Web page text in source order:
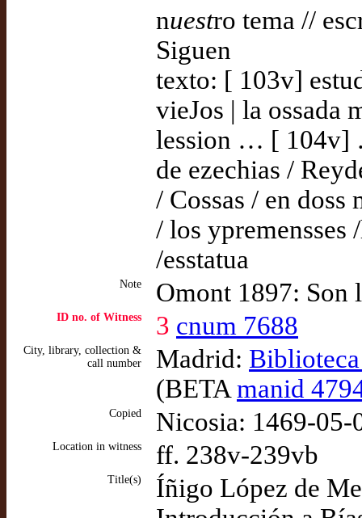
nuestro tema //
Siguen
texto: [ 103v]
vieJos | la ossada
lession … [ 104v]
de ezechias /
/ Cossas / en doss
/ los
/esstatua
Note Omont 1897: Son
ID no. of Witness 3 cnum 7688
City, library, collection &
call number
Madrid:
(BETA manid
Copied Nicosia: 1469-05-
Location in witness ff. 238v-239vb
Title(s)
Íñigo López de